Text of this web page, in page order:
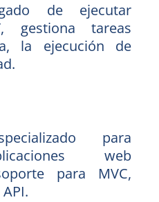
de ejecutar
gestiona tareas
la ejecución de
para
web
para MVC,